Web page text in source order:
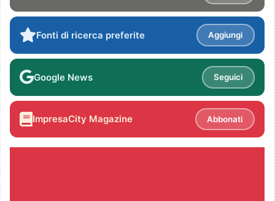
Fonti di ricerca preferite Aggiungi
Google News Seguici
ImpresaCity Magazine Abbonati